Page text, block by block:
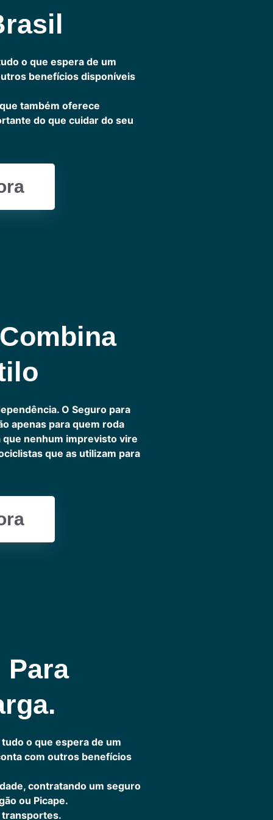
o que espera de um
benefícios disponíveis
também oferece
do que cuidar do seu
O Seguro para
apenas para quem roda
que nenhum imprevisto vire
que as utilizam para
Para
o que espera de um
com outros benefícios
contratando um seguro
ou Picape.